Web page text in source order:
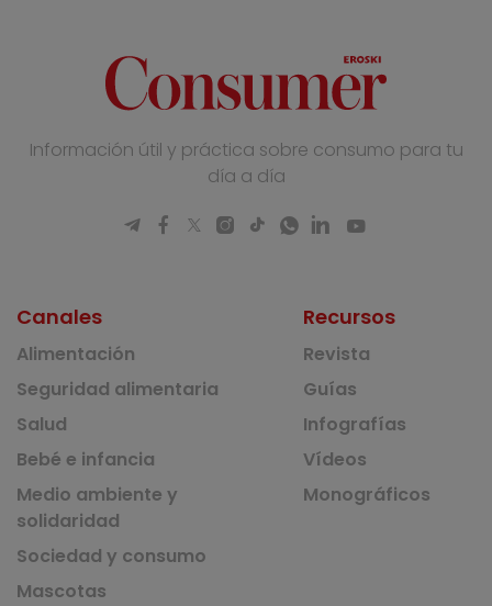
Información útil y práctica sobre consumo para tu
día a día
Canales
Alimentación
Seguridad alimentaria
Salud
Bebé e infancia
Medio ambiente y
solidaridad
Sociedad y consumo
Mascotas
Recursos
Revista
Guías
Infografías
Vídeos
Monográficos